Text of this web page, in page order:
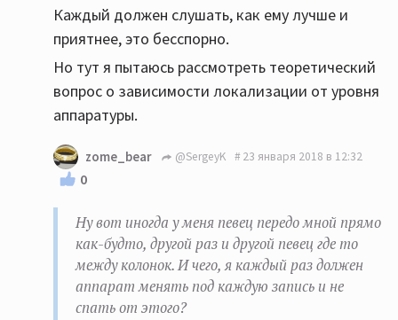
Каждый должен слушать, как ему лучше и
приятнее, это бесспорно.
Но тут я пытаюсь рассмотреть теоретический
вопрос о зависимости локализации от уровня
аппаратуры.
zome_bear @SergeyK 23 января 2018 в 12:32
0
Ну вот иногда у меня певец передо мной прямо
как-будто, другой раз и другой певец где то
между колонок. И чего, я каждый раз должен
аппарат менять под каждую запись и не
спать от этого?